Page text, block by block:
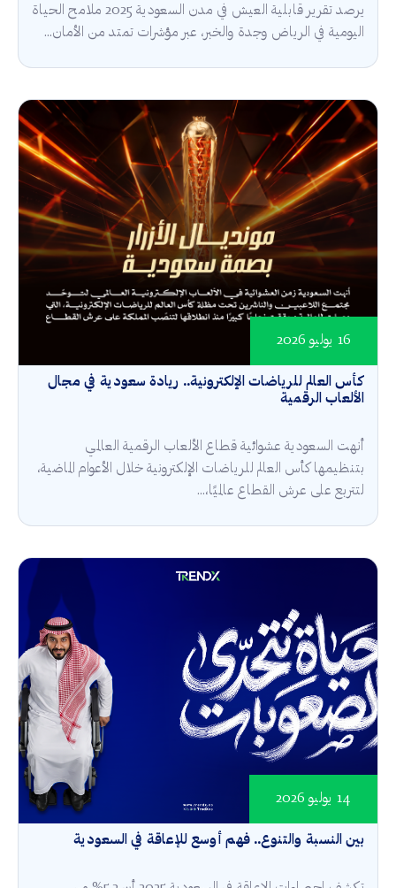
يرصد تقرير قابلية العيش في مدن السعودية 2025 ملامح الحياة
اليومية في الرياض وجدة والخبر، عبر مؤشرات تمتد من الأمان...
كأس العالم للرياضات الإلكترونية.. ريادة سعودية في مجال
الألعاب الرقمية
16 يوليو 2026
أنهت السعودية عشوائية قطاع الألعاب الرقمية العالمي
بتنظيمها كأس العالم للرياضات الإلكترونية خلال الأعوام الماضية،
لتتربع على عرش القطاع عالميًا،...
بين النسبة والتنوع.. فهم أوسع للإعاقة في السعودية
14 يوليو 2026